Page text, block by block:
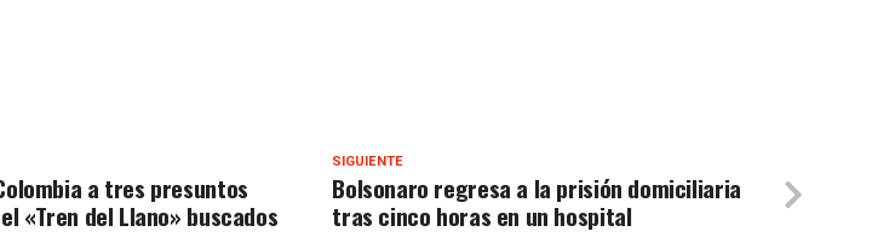
SIGUIENTE
Bolsonaro regresa a la prisión domiciliaria
tras cinco horas en un hospital
a tres presuntos
«Tren del Llano» buscados